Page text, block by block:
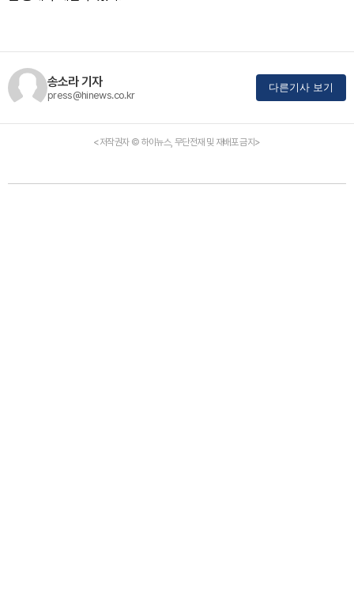
송소라 기자
press@hinews.co.kr
다른기사 보기
<저작권자 © 하이뉴스, 무단전재 및 재배포 금지>